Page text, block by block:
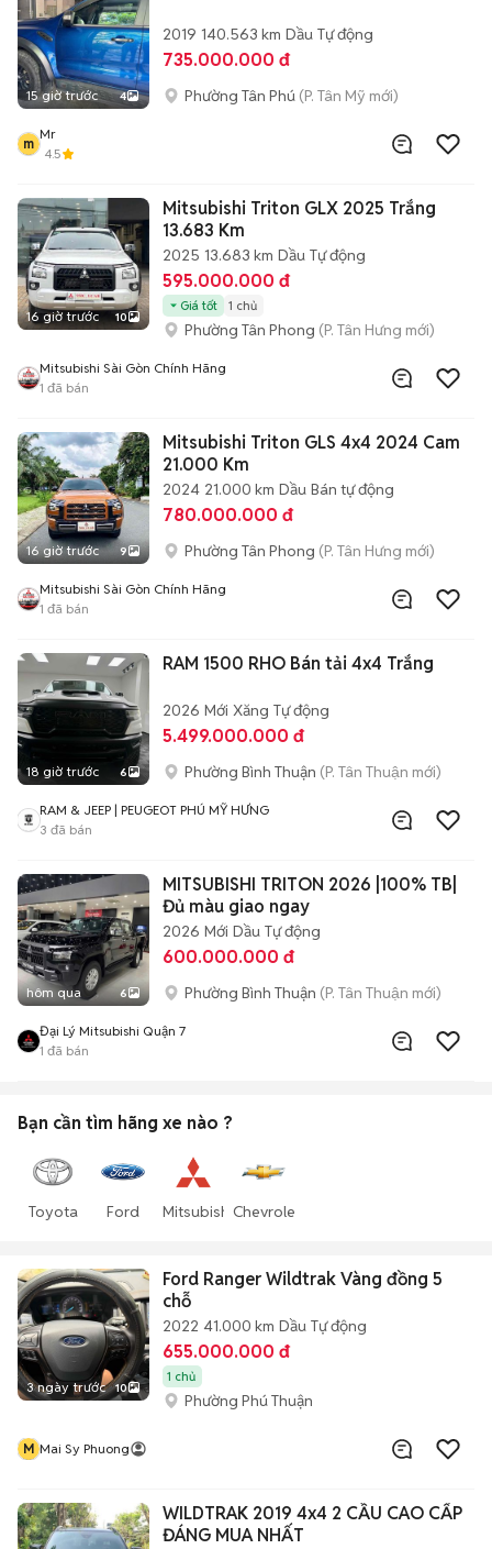
15 giờ trước 4
2019 140.563 km Dầu Tự động
735.000.000 đ
Phường Tân Phú (P. Tân Mỹ mới)
m
Mr
4.5
16 giờ trước 10
Mitsubishi Triton GLX 2025 Trắng
13.683 Km
2025 13.683 km Dầu Tự động
595.000.000 đ
Giá tốt 1 chủ
Phường Tân Phong (P. Tân Hưng mới)
Mitsubishi Sài Gòn Chính Hãng
1 đã bán
16 giờ trước 9
Mitsubishi Triton GLS 4x4 2024 Cam
21.000 Km
2024 21.000 km Dầu Bán tự động
780.000.000 đ
Phường Tân Phong (P. Tân Hưng mới)
Mitsubishi Sài Gòn Chính Hãng
1 đã bán
18 giờ trước 6
RAM 1500 RHO Bán tải 4x4 Trắng
2026 Mới Xăng Tự động
5.499.000.000 đ
Phường Bình Thuận (P. Tân Thuận mới)
RAM & JEEP | PEUGEOT PHÚ MỸ HƯNG
3 đã bán
hôm qua 6
MITSUBISHI TRITON 2026 |100% TB|
Đủ màu giao ngay
2026 Mới Dầu Tự động
600.000.000 đ
Phường Bình Thuận (P. Tân Thuận mới)
Đại Lý Mitsubishi Quận 7
1 đã bán
Bạn cần tìm hãng xe nào ?
Toyota Ford Mitsubishi Chevrolet
3 ngày trước 10
Ford Ranger Wildtrak Vàng đồng 5
chỗ
2022 41.000 km Dầu Tự động
655.000.000 đ
1 chủ
Phường Phú Thuận
M Mai Sy Phuong
WILDTRAK 2019 4x4 2 CẦU CAO CẤP
ĐÁNG MUA NHẤT